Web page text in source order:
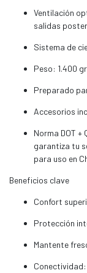
Ventilación
salidas
Sistema de
Peso: 1.400
Preparado
Accesorios
Norma DOT
garantiza tu
para uso en
Beneficios clave
Confort
Protección
Mantente